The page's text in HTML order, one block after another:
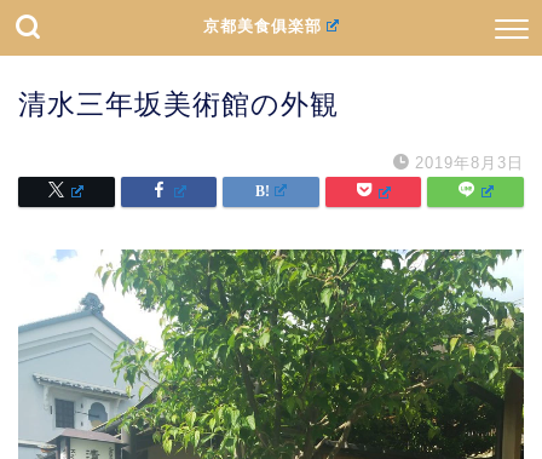
京都美食俱楽部
清水三年坂美術館の外観
2019年8月3日